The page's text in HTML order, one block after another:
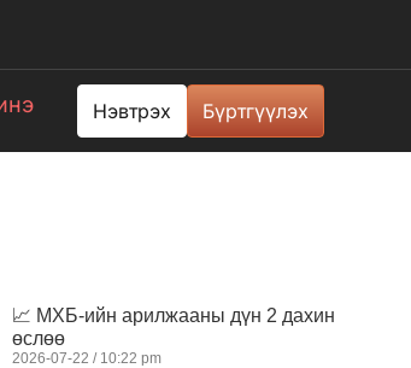
Нэвтрэх Бүртгүүлэх
📈 МХБ-ийн арилжааны дүн 2 дахин
өслөө
2026-07-22 10:22 pm